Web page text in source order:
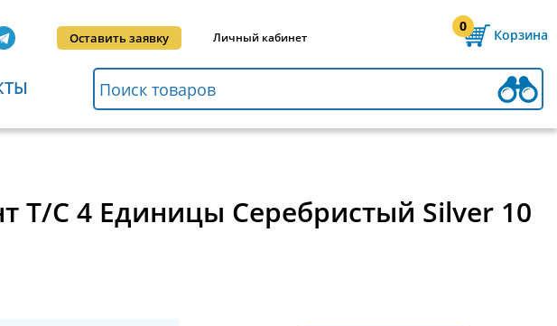
Оставить заявку Личный кабинет
0
Корзина
Т/С 4 Единицы Серебристый Silver 10